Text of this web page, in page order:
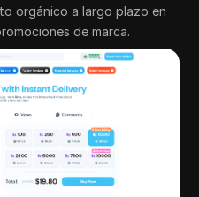
orgánico a largo plazo en
de marca.